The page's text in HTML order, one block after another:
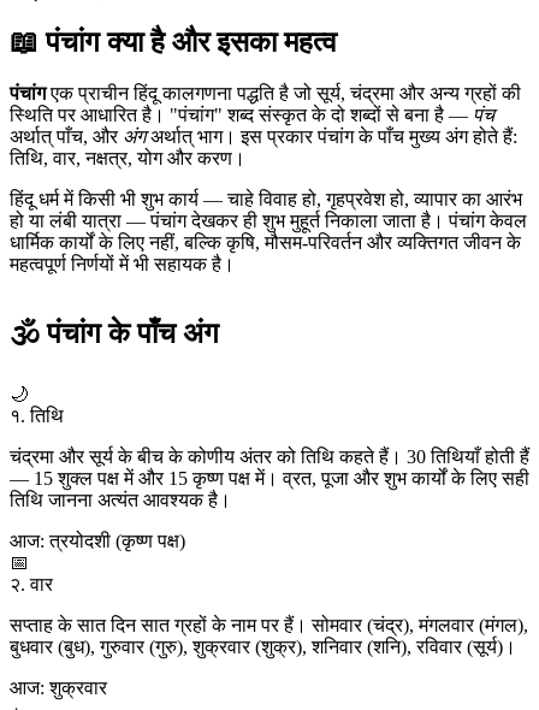
📖 पंचांग क्या है और इसका महत्व
पंचांगएक प्राचीन हिंदू कालगणना पद्धति है जो सूर्य, चंद्रमा और अन्य ग्रहों की
स्थिति पर आधारित है। "पंचांग" शब्द संस्कृत के दो शब्दों से बना है — पंच
अर्थात् पाँच, और अंगअर्थात् भाग। इस प्रकार पंचांग के पाँच मुख्य अंग होते हैं:
तिथि, वार, नक्षत्र, योग और करण।
हिंदू धर्म में किसी भी शुभ कार्य — चाहे विवाह हो, गृहप्रवेश हो, व्यापार का आरंभ
हो या लंबी यात्रा — पंचांग देखकर ही शुभ मुहूर्त निकाला जाता है। पंचांग केवल
धार्मिक कार्यों के लिए नहीं, बल्कि कृषि, मौसम-परिवर्तन और व्यक्तिगत जीवन के
महत्वपूर्ण निर्णयों में भी सहायक है।
🕉 पंचांग के पाँच अंग
🌙
१. तिथि
चंद्रमा और सूर्य के बीच के कोणीय अंतर को तिथि कहते हैं। 30 तिथियाँ होती हैं
— 15 शुक्ल पक्ष में और 15 कृष्ण पक्ष में। व्रत, पूजा और शुभ कार्यों के लिए सही
तिथि जानना अत्यंत आवश्यक है।
आज: त्रयोदशी (कृष्ण पक्ष)
📅
२. वार
सप्ताह के सात दिन सात ग्रहों के नाम पर हैं। सोमवार (चंद्र), मंगलवार (मंगल),
बुधवार (बुध), गुरुवार (गुरु), शुक्रवार (शुक्र), शनिवार (शनि), रविवार (सूर्य)।
आज: शुक्रवार